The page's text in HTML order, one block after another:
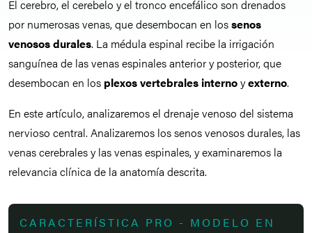
El cerebro, el cerebelo y el tronco encefálico son drenados
por numerosas venas, que desembocan en lossenos
venosos durales. La médula espinal recibe la irrigación
sanguínea de las venas espinales anterior y posterior, que
desembocan en los plexos vertebrales internoyexterno.
En este artículo, analizaremos el drenaje venoso del sistema
nervioso central. Analizaremos los senos venosos durales, las
venas cerebrales y las venas espinales, y examinaremos la
relevancia clínica de la anatomía descrita.
CARACTERÍSTICA PRO - MODELO EN